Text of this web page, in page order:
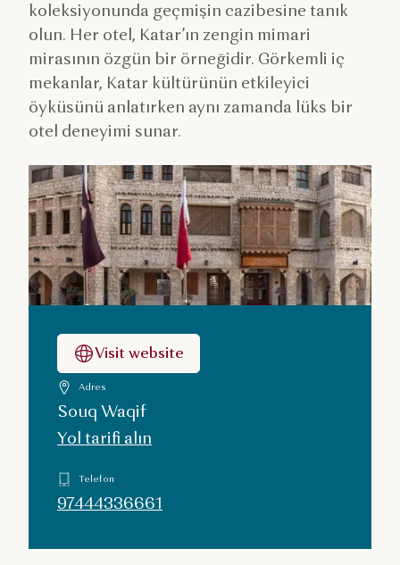
koleksiyonunda geçmişin cazibesine tanık
olun. Her otel, Katar’ın zengin mimari
mirasının özgün bir örneğidir. Görkemli iç
mekanlar, Katar kültürünün etkileyici
öyküsünü anlatırken aynı zamanda lüks bir
otel deneyimi sunar.
Visit website
Adres
Souq Waqif
Yol tarifi alın
Telefon
97444336661